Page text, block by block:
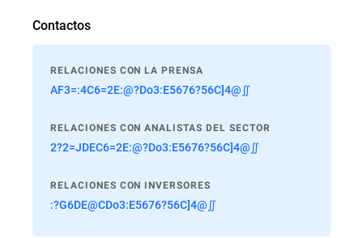
Contactos
RELACIONES CON LA PRENSA
AF3=:4C6=2E:@?Do3:E5676?56C]4@∬
RELACIONES CON ANALISTAS DEL SECTOR
2?2=JDEC6=2E:@?Do3:E5676?56C]4@∬
RELACIONES CON INVERSORES
:?G6DE@CDo3:E5676?56C]4@∬